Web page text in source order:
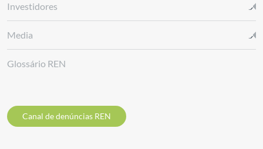
Investidores
Media
Glossário REN
Canal de denúncias REN